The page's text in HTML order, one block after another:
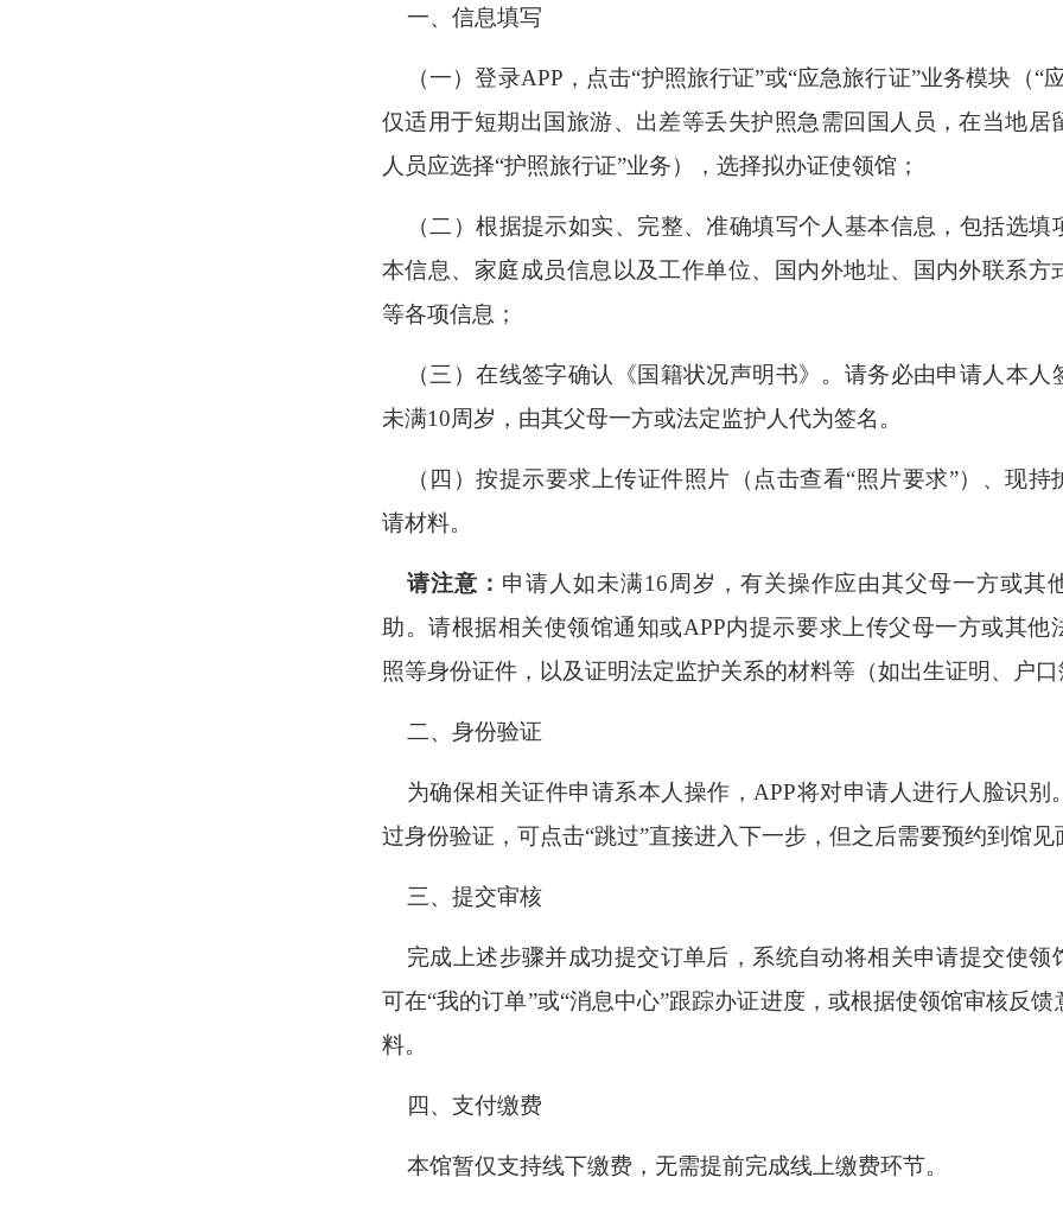
一、信息填写
（一）登录APP，点击“护照旅行证”或“应急旅行证”业务模块（“
仅适用于短期出国旅游、出差等丢失护照急需回国人员，在当地居
人员应选择“护照旅行证”业务），选择拟办证使领馆；
（二）根据提示如实、完整、准确填写个人基本信息，包括选填
本信息、家庭成员信息以及工作单位、国内外地址、国内外联系方
等各项信息；
（三）在线签字确认《国籍状况声明书》。请务必由申请人本人
未满10周岁，由其父母一方或法定监护人代为签名。
（四）按提示要求上传证件照片（点击查看“照片要求”）、现持
请材料。
请注意： 申请人如未满16周岁，有关操作应由其父母一方或其
助。请根据相关使领馆通知或APP内提示要求上传父母一方或其他
照等身份证件，以及证明法定监护关系的材料等（如出生证明、户口
二、身份验证
为确保相关证件申请系本人操作， APP将对申请人进行人脸识别
过身份验证，可点击“跳过”直接进入下一步，但之后需要预约到馆见
三、提交审核
完成上述步骤并成功提交订单后，系统自动将相关申请提交使领
可在“我的订单”或“消息中心”跟踪办证进度，或根据使领馆审核反
料。
四、支付缴费
本馆暂仅支持线下缴费，无需提前完成线上缴费环节。